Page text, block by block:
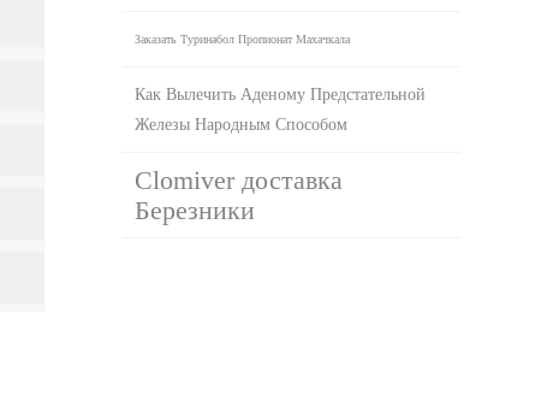
Заказать Туринабол Пропионат Махачкала
Как Вылечить Аденому Предстательной
Железы Народным Способом
Clomiver доставка
Березники